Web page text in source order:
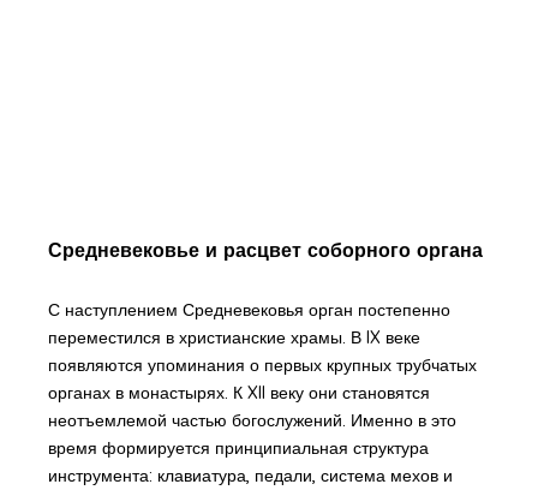
Средневековье и расцвет соборного органа
С наступлением Средневековья орган постепенно
переместился в христианские храмы. В IX веке
появляются упоминания о первых крупных трубчатых
органах в монастырях. К XII веку они становятся
неотъемлемой частью богослужений. Именно в это
время формируется принципиальная структура
инструмента: клавиатура, педали, система мехов и